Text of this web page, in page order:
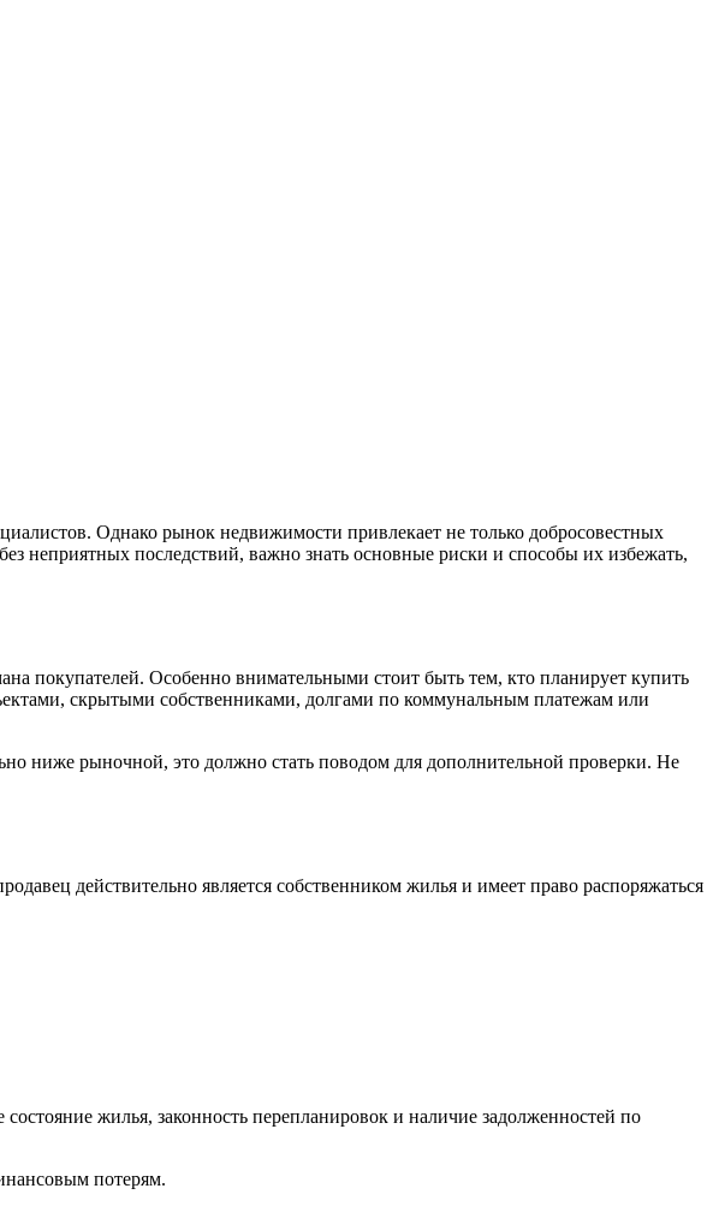
Однако рынок недвижимости привлекает не только добросовестных
неприятных последствий, важно знать основные риски и способы их избежать,
покупателей. Особенно внимательными стоит быть тем, кто планирует купить
скрытыми собственниками, долгами по коммунальным платежам или
ниже рыночной, это должно стать поводом для дополнительной проверки. Не
действительно является собственником жилья и имеет право распоряжаться
жилья, законность перепланировок и наличие задолженностей по
потерям.